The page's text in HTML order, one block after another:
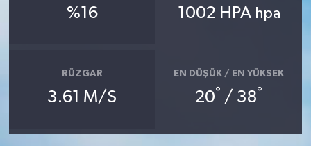
%16 1002 HPA hpa
RÜZGAR
3.61 M/S
EN DÜŞÜK / EN YÜKSEK
20° / 38°